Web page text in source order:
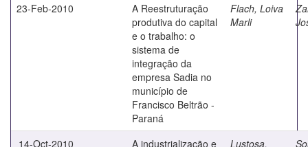
23-Feb-2010
A Reestruturação
produtiva do capital
e o trabalho: o
sistema de
integração da
empresa Sadia no
município de
Francisco Beltrão -
Paraná
Flach, Loiva
Marli
14-Oct-2010
A industrialização e
Lustosa,